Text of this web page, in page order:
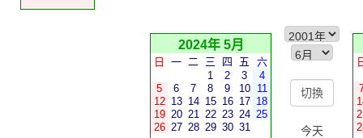
2024年 5月
日 一 二 三 四 五
六
1
2 3
4
5
6 7 8 9 10
11
12 13 14 15 16 17 18
19 20 21 22 23 24 25
26 27 28 29 30 31 今天